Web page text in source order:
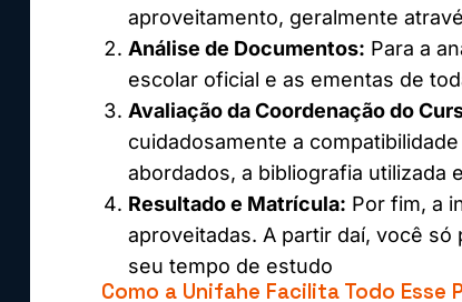
aproveitamento, geralmente
Análise de Documentos: Para a
escolar oficial e as ementas de
Avaliação da Coordenação do
cuidadosamente a
abordados, a bibliografia utilizada
Resultado e Matrícula: Por fim, a
aproveitadas. A partir daí, você
seu tempo de estudo
Como a Unifahe Facilita Todo Esse